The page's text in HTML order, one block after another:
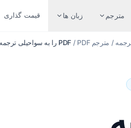
مترجم زبان ها قیمت گذاری
/ مترجم PDF / PDF را به سواحیلی ترجمه کنید